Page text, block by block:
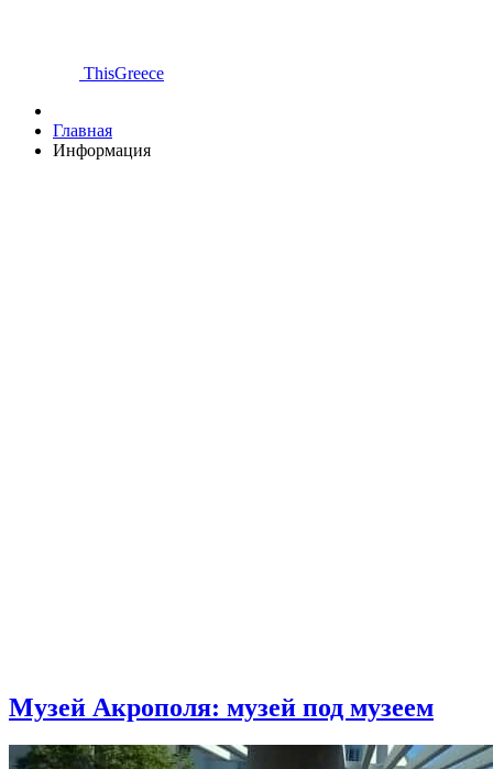
ThisGreece
Главная
Информация
Музей Акрополя: музей под музеем